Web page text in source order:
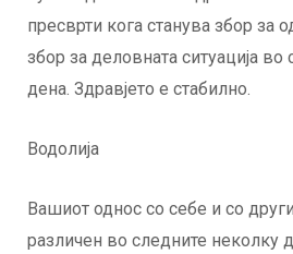
пресврти кога станува збор за
збор за деловната ситуација
дена. Здравјето е стабилно.
Водолија
Вашиот однос со себе и со
различен во следните неколку